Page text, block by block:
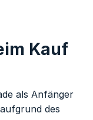
Kauf
als Anfänger
des